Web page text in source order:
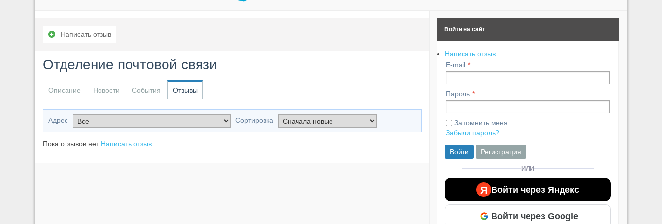
Написать отзыв
Отделение почтовой связи
Описание Новости События Отзывы
Адрес Сортировка
Пока отзывов нет Написать отзыв
Войти на сайт
Написать отзыв
E-mail
Пароль
Запомнить меня
Забыли пароль?
Войти Регистрация
ИЛИ
Я Войти через Яндекс
Войти через Google